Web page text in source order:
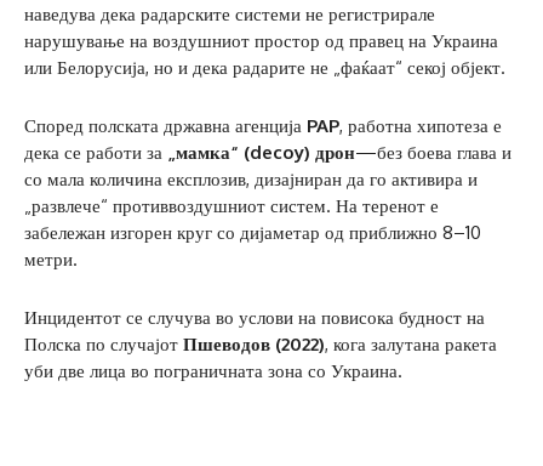
наведува дека радарските системи не регистрирале
нарушување на воздушниот простор од правец на Украина
или Белорусија, но и дека радарите не „фаќаат“ секој објект.
Според полската државна агенција PAP, работна хипотеза е
дека се работи за
„мамка“ (decoy) дрон—без боева глава и
со мала количина експлозив, дизајниран да го активира и
„развлече“ противвоздушниот систем. На теренот е
забележан изгорен круг со дијаметар од приближно 8–10
метри.
Инцидентот се случува во услови на повисока будност на
Полска по случајот Пшеводов (2022), кога залутана ракета
уби две лица во пограничната зона со Украина.